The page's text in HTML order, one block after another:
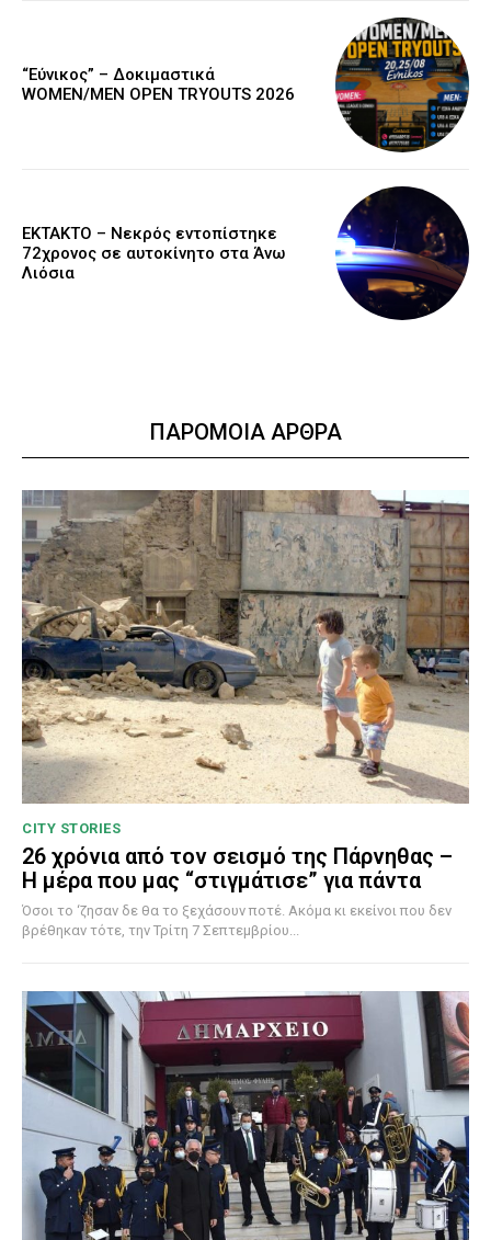
“Εύνικος” – Δοκιμαστικά
WOMEN/MEN OPEN TRYOUTS 2026
EKTAKTO – Νεκρός εντοπίστηκε
72χρονος σε αυτοκίνητο στα Άνω
Λιόσια
ΠΑΡΟΜΟΙΑ ΑΡΘΡΑ
CITY STORIES
26 χρόνια από τον σεισμό της Πάρνηθας –
Η μέρα που μας “στιγμάτισε” για πάντα
Όσοι το ‘ζησαν δε θα το ξεχάσουν ποτέ. Ακόμα κι εκείνοι που δεν
βρέθηκαν τότε, την Τρίτη 7 Σεπτεμβρίου...